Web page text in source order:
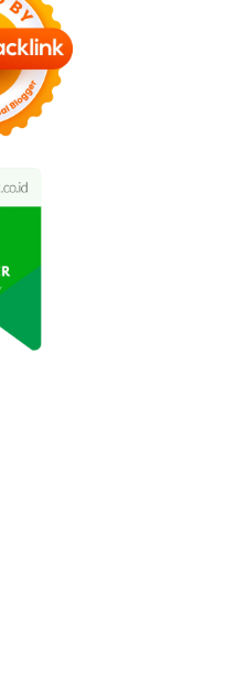
Atlet Panjat Tebing
Indonesia Berhasil Lolos
Olimpiade Tokyo